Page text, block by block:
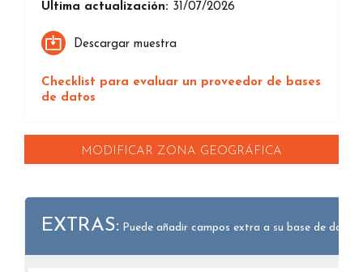
Última actualización: 31/07/2026
Descargar muestra
Checklist para evaluar un proveedor de bases
de datos
MODIFICAR ZONA GEOGRÁFICA
EXTRAS: Puede añadir campos extra a su base de datos.